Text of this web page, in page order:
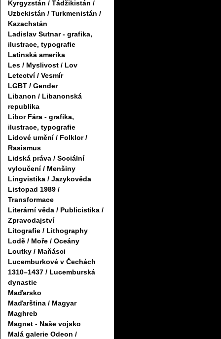
Kyrgyzstán / Tádžikistán /
Uzbekistán / Turkmenistán /
Kazachstán
Ladislav Sutnar - grafika,
ilustrace, typografie
Latinská amerika
Les / Myslivost / Lov
Letectví / Vesmír
LGBT / Gender
Libanon / Libanonská
republika
Libor Fára - grafika,
ilustrace, typografie
Lidové umění / Folklor /
Rasismus
Lidská práva / Sociální
vyloučení / Menšiny
Lingvistika / Jazykověda
Listopad 1989 /
Transformace
Literární věda / Publicistika /
Zpravodajství
Litografie / Lithography
Lodě / Moře / Oceány
Loutky / Maňásci
Lucemburkové v Čechách
1310–1437 / Lucemburská
dynastie
Maďarsko
Maďarština / Magyar
Maghreb
Magnet - Naše vojsko
Malá galerie Odeon /